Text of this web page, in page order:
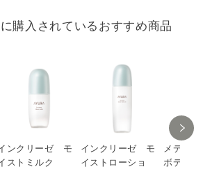
購入されているおすすめ商品
ンクリーゼ モ
ストミルク
インクリーゼ モ
イストローショ
メディ
ボディ